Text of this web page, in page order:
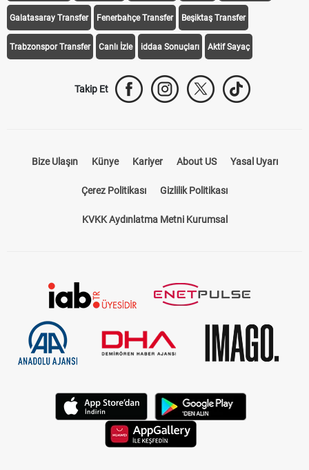
Galatasaray Transfer Fenerbahçe Transfer Beşiktaş Transfer
Trabzonspor Transfer Canlı İzle iddaa Sonuçları Aktif Sayaç
Takip Et
Bize Ulaşın Künye Kariyer About US Yasal Uyarı
Çerez Politikası Gizlilik Politikası
KVKK Aydınlatma Metni Kurumsal